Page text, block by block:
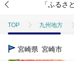
「ふるさ
TOP 九州地方
TOP
宮崎県 宮崎市